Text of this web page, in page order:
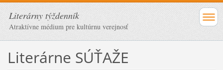
Literárny týždenník
Atraktívne médium pre kultúrnu verejnosť
Literárne SÚŤAŽE